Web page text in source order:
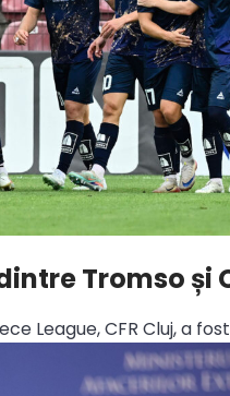
Tromso și
League, CFR Cluj, a